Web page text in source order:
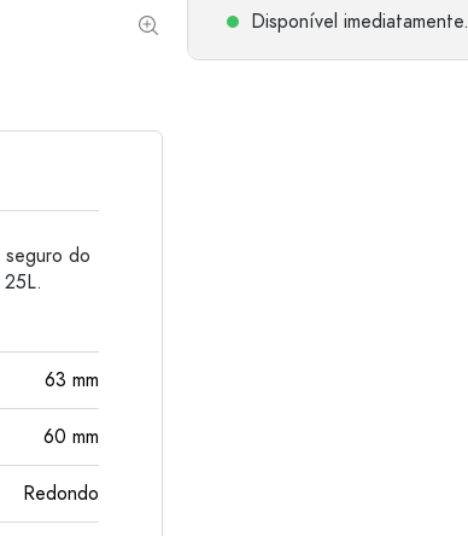
Disponível imediatamente.
do
63 mm
60 mm
Redondo